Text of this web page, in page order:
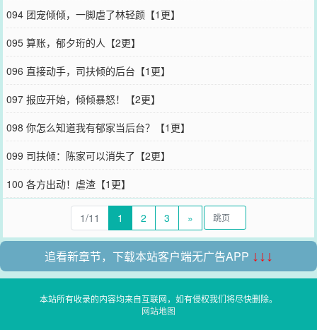
094 团宠倾倾，一脚虐了林轻颜【1更】
095 算账，郁夕珩的人【2更】
096 直接动手，司扶倾的后台【1更】
097 报应开始，倾倾暴怒！【2更】
098 你怎么知道我有郁家当后台？【1更】
099 司扶倾：陈家可以消失了【2更】
100 各方出动！虐渣【1更】
1/11 1 2 3 »
追看新章节，下载本站客户端无广告APP ↓↓↓
本站所有收录的内容均来自互联网，如有侵权我们将尽快删除。
网站地图